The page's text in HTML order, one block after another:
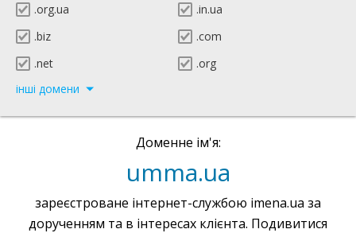
.org.ua
.in.ua
.biz
.com
.net
.org
інші домени
Доменне ім'я:
umma.ua
зареєстроване інтернет-службою imena.ua за
дорученням та в інтересах клієнта. Подивитися